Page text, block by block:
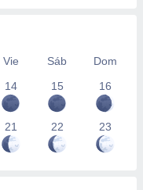
Vie Sáb
Dom
14 15 16
21 22 23